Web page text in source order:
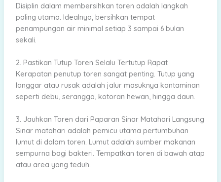
Disiplin dalam membersihkan toren adalah langkah
paling utama. Idealnya, bersihkan tempat
penampungan air minimal setiap 3 sampai 6 bulan
sekali.
2. Pastikan Tutup Toren Selalu Tertutup Rapat
Kerapatan penutup toren sangat penting. Tutup yang
longgar atau rusak adalah jalur masuknya kontaminan
seperti debu, serangga, kotoran hewan, hingga daun.
3. Jauhkan Toren dari Paparan Sinar Matahari Langsung
Sinar matahari adalah pemicu utama pertumbuhan
lumut di dalam toren. Lumut adalah sumber makanan
sempurna bagi bakteri. Tempatkan toren di bawah atap
atau area yang teduh.